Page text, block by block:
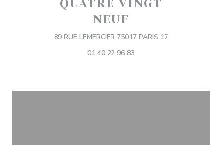
QUATRE VINGT
NEUF
89 RUE LEMERCIER 75017 PARIS 17((abre en una
01 40 22 96 83